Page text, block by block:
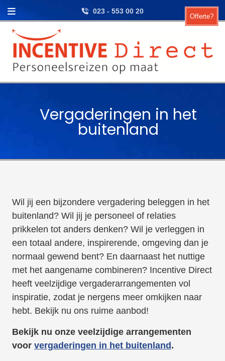
Skip to content 023 - 553 00 20
Offerte?
Vergaderingen in het
buitenland
Wil jij een bijzondere vergadering beleggen in het
buitenland? Wil jij je personeel of relaties
prikkelen tot anders denken? Wil je verleggen in
een totaal andere, inspirerende, omgeving dan je
normaal gewend bent? En daarnaast het nuttige
met het aangename combineren? Incentive Direct
heeft veelzijdige vergaderarrangementen vol
inspiratie, zodat je nergens meer omkijken naar
hebt. Bekijk nu ons ruime aanbod!
Bekijk nu onze veelzijdige arrangementen
voor vergaderingen in het buitenland .